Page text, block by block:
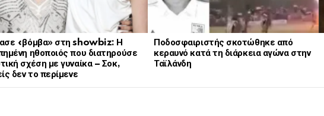
«βόμβα» στη showbiz: Η
ηθοποιός που διατηρούσε
σχέση με γυναίκα – Σοκ,
δεν το περίμενε
Ποδοσφαιριστής σκοτώθηκε από
κεραυνό κατά τη διάρκεια αγώνα στην
Ταϊλάνδη